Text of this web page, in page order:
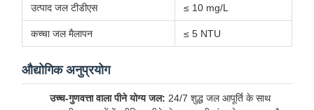
उत्पाद जल टीडीएस ≤ 10 mg/L
कच्चा जल मैलापन ≤ 5 NTU
औद्योगिक अनुप्रयोग
उच्च-गुणवत्ता वाला पीने योग्य जल: 24/7 शुद्ध जल आपूर्ति के साथ